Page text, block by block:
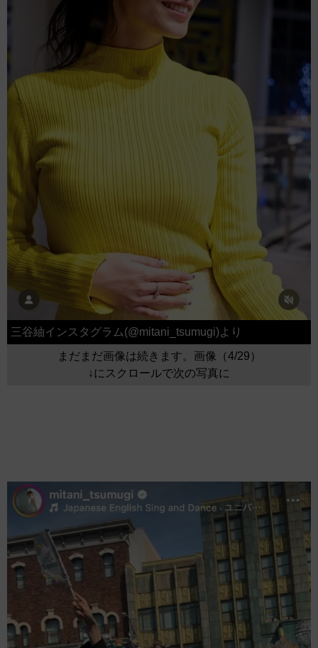
三谷紬インスタグラム(@mitani_tsumugi)より
まだまだ画像は続きます。画像（4/29）
↓にスクロールで次の写真に